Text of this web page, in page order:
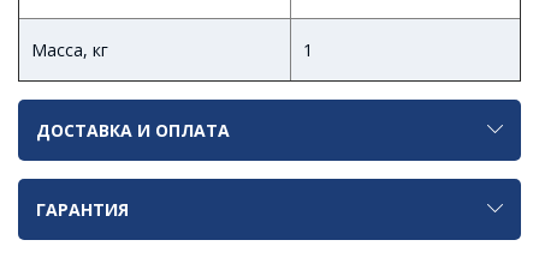
Масса, кг 1
ДОСТАВКА И ОПЛАТА
ГАРАНТИЯ